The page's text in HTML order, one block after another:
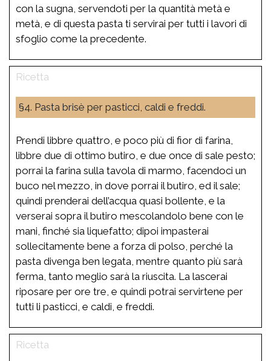
con la sugna, servendoti per la quantità metà e
metà, e di questa pasta ti servirai per tutti i lavori di
sfoglio come la precedente.
§4. Pasta brisè per pasticci, caldi e freddi.
Prendi libbre quattro, e poco più di fior di farina,
libbre due di ottimo butiro, e due once di sale pesto;
porrai la farina sulla tavola di marmo, facendoci un
buco nel mezzo, in dove porrai il butiro, ed il sale;
quindi prenderai dell’acqua quasi bollente, e la
verserai sopra il butiro mescolandolo bene con le
mani, finché sia liquefatto; dipoi impasterai
sollecitamente bene a forza di polso, perché la
pasta divenga ben legata, mentre quanto più sarà
ferma, tanto meglio sarà la riuscita. La lascerai
riposare per ore tre, e quindi potrai servirtene per
tutti li pasticci, e caldi, e freddi.